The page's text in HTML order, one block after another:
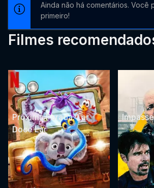
Ainda não há comentários. Você
primeiro!
Filmes
Próxima Parada: Lar
Doce Lar
Impasse